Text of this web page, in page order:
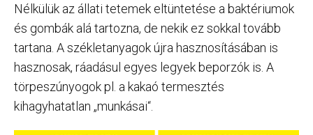
Nélkülük az állati tetemek eltüntetése a baktériumok
és gombák alá tartozna, de nekik ez sokkal tovább
tartana. A székletanyagok újra hasznosításában is
hasznosak, ráadásul egyes legyek beporzók is. A
törpeszúnyogok pl. a kakaó termesztés
kihagyhatatlan „munkásai“.